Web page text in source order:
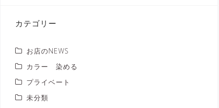
ブ
カテゴリー
お店のNEWS
カラー 染める
プライベート
未分類